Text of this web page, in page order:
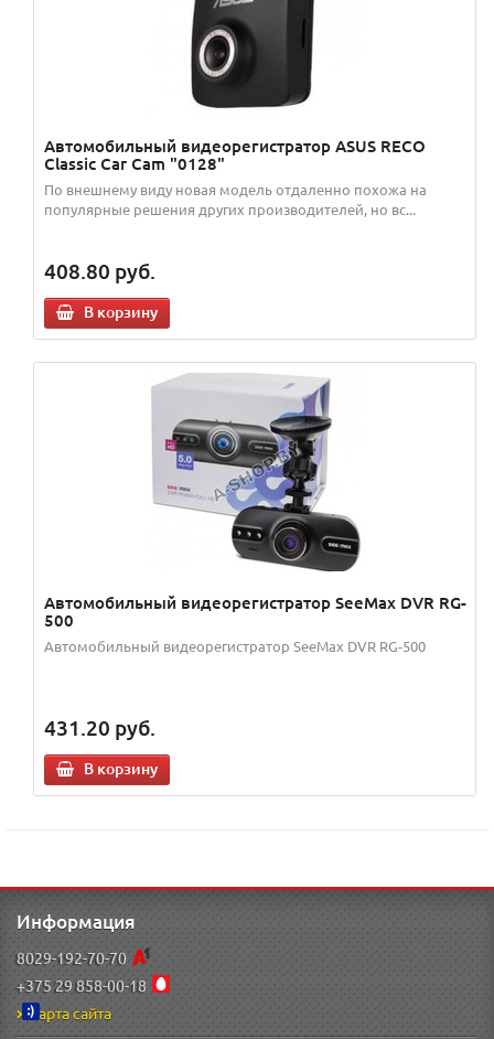
Автомобильный видеорегистратор ASUS RECO
Classic Car Cam "0128"
По внешнему виду новая модель отдаленно похожа на
популярные решения других производителей, но вс...
408.80 руб.
В корзину
Автомобильный видеорегистратор SeeMax DVR RG-
500
Автомобильный видеорегистратор SeeMax DVR RG-500
431.20 руб.
В корзину
Информация
8029-192-70-70
+375 29 858-00-18
Карта сайта